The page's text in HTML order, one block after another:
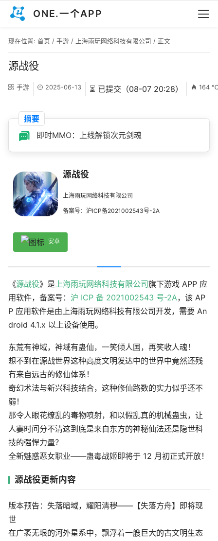
ONE.一个APP
现在位置: 首页 / 手游 / 上海雨玩网络科技有限公司 / 正文
源战役
手游 2025-06-13 ⏳ 已提交（08-07 20:28） 164
摘要
即时MMO：上线解锁次元剑魂
源战役
上海雨玩网络科技有限公司
备案号：沪ICP备2021002543号-2A
安卓
《源战役》是 上海雨玩网络科技有限公司旗下游戏 APP 应
用软件，备案号： 沪 ICP 备 2021002543 号-2A，该 AP
P 应用软件是由上海雨玩网络科技有限公司开发，需要 An
droid 4.1.x 以上设备使用。
东荒有神域，神域有蛊仙，一笑倾人国，再笑收人魂！
想不到在源战世界这种高度文明发达中的世界中竟然还残
有来自远古的修仙体系！
奇幻术法与新兴科技结合，这种修仙路数的实力似乎还不
弱！
那令人眼花缭乱的毒物喷射，和以假乱真的机械蛊虫，让
人霎时间分不清这到底是来自东方的神秘仙法还是隐世科
技的强悍力量？
全新魅惑恶女职业——蛊毒战姬即将于 12 月初正式开放！
源战役更新内容
版本预告：失落暗域，耀阳清秽——【失落方舟】即将现
世
在广袤无垠的河外星系中，飘浮着一艘巨大的古文明生态